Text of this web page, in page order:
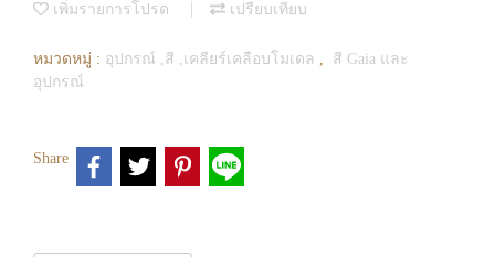
เพิ่มรายการโปรด เปรียบเทียบ
หมวดหมู่ : อุปกรณ์ ,สี ,เคลียร์เคลือบโมเดล ,
สี Gaia และ
อุปกรณ์
Share